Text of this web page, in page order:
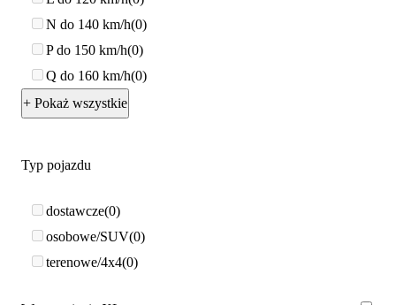
N do 140 km/h 0
P do 150 km/h 0
Q do 160 km/h 0
+ Pokaż wszystkie
Typ pojazdu
dostawcze 0
osobowe/SUV 0
terenowe/4x4 0